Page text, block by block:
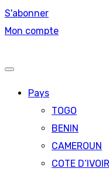
S'abonner
Mon compte
Pays
TOGO
BENIN
CAMEROUN
COTE